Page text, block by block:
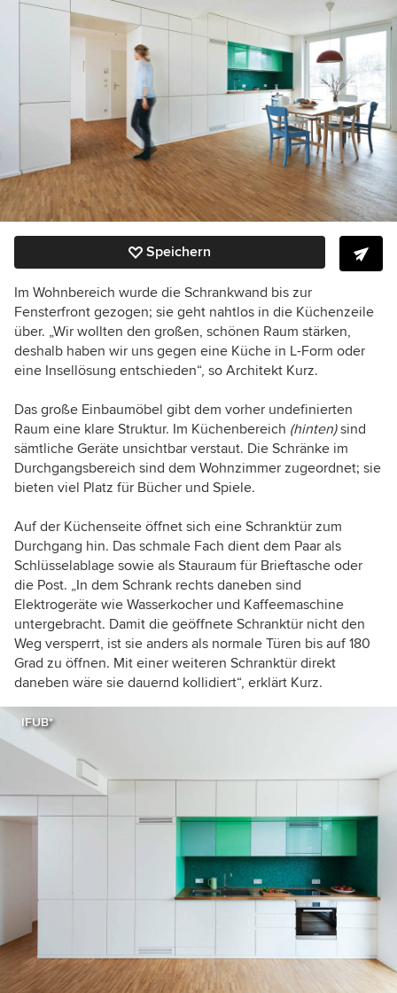
Speichern
Im Wohnbereich wurde die Schrankwand bis zur
Fensterfront gezogen; sie geht nahtlos in die Küchenzeile
über. „Wir wollten den großen, schönen Raum stärken,
deshalb haben wir uns gegen eine Küche in L-Form oder
eine Insellösung entschieden“, so Architekt Kurz.
Das große Einbaumöbel gibt dem vorher undefinierten
Raum eine klare Struktur. Im Küchenbereich (hinten)sind
sämtliche Geräte unsichtbar verstaut. Die Schränke im
Durchgangsbereich sind dem Wohnzimmer zugeordnet; sie
bieten viel Platz für Bücher und Spiele.
Auf der Küchenseite öffnet sich eine Schranktür zum
Durchgang hin. Das schmale Fach dient dem Paar als
Schlüsselablage sowie als Stauraum für Brieftasche oder
die Post. „In dem Schrank rechts daneben sind
Elektrogeräte wie Wasserkocher und Kaffeemaschine
untergebracht. Damit die geöffnete Schranktür nicht den
Weg versperrt, ist sie anders als normale Türen bis auf 180
Grad zu öffnen. Mit einer weiteren Schranktür direkt
daneben wäre sie dauernd kollidiert“, erklärt Kurz.
IFUB*